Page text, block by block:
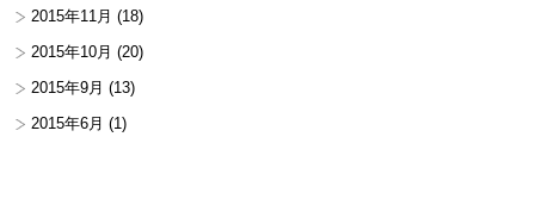
2015年11月 (18)
2015年10月 (20)
2015年9月 (13)
2015年6月 (1)